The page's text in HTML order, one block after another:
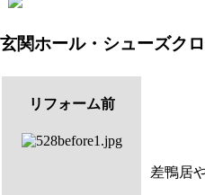
玄関ホール・シューズク
リフォーム前
差鴨居